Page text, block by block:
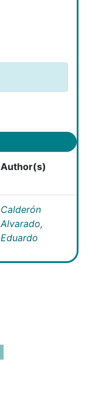
Author(s)
Calderón
Alvarado,
Eduardo